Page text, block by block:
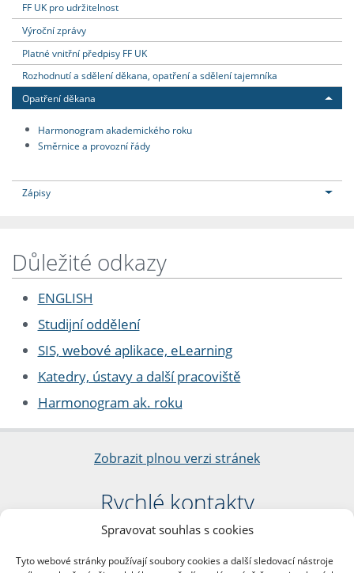
Spravovat souhlas s cookies
Tyto webové stránky používají soubory cookies a další sledovací nástroje
FF UK pro udržitelnost
Výroční zprávy
Platné vnitřní předpisy FF UK
Rozhodnutí a sdělení děkana, opatření a sdělení tajemníka
Opatření děkana
Harmonogram akademického roku
Směrnice a provozní řády
Zápisy
Důležité odkazy
ENGLISH
Studijní oddělení
SIS, webové aplikace, eLearning
Katedry, ústavy a další pracoviště
Harmonogram ak. roku
Zobrazit plnou verzi stránek
Rychlé kontakty
Filozofická fakulta
nám. Jana Palacha 1/2